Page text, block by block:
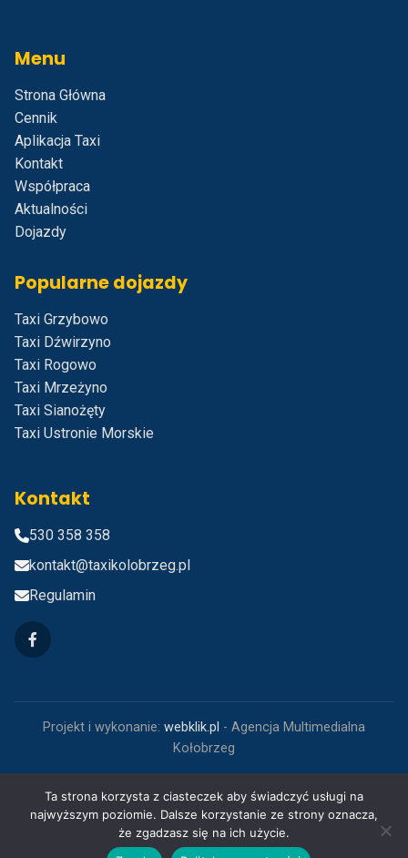
Menu
Strona Główna
Cennik
Aplikacja Taxi
Kontakt
Współpraca
Aktualności
Dojazdy
Popularne dojazdy
Taxi Grzybowo
Taxi Dźwirzyno
Taxi Rogowo
Taxi Mrzeżyno
Taxi Sianożęty
Taxi Ustronie Morskie
Kontakt
530 358 358
kontakt@taxikolobrzeg.pl
Regulamin
Projekt i wykonanie: webklik.pl - Agencja Multimedialna
Kołobrzeg
zastrzeżone.
Ta strona korzysta z ciasteczek aby świadczyć usługi na
najwyższym poziomie. Dalsze korzystanie ze strony oznacza,
że zgadzasz się na ich użycie.